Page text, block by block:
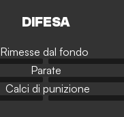
DIFESA
Rimesse dal fondo
Parate
Calci di punizione